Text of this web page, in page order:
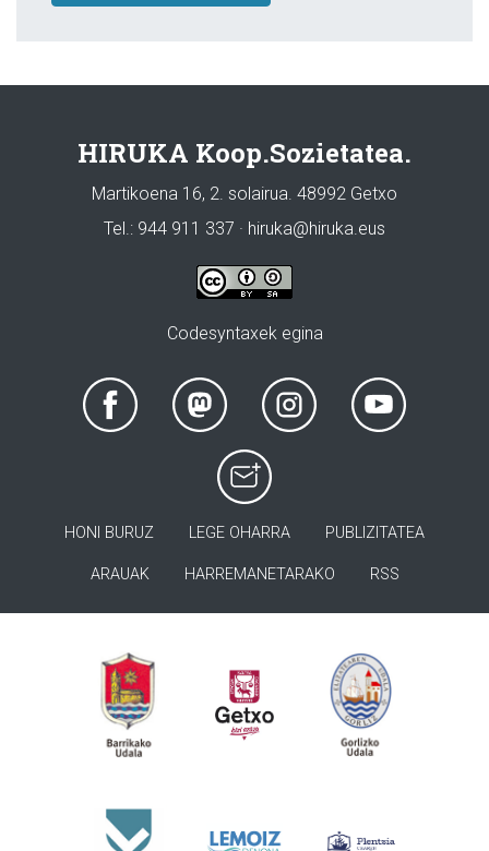
HIRUKA Koop.Sozietatea.
Martikoena 16, 2. solairua. 48992 Getxo
Tel.: 944 911 337 · hiruka@hiruka.eus
Codesyntaxek egina
HONI BURUZ LEGE OHARRA PUBLIZITATEA
ARAUAK HARREMANETARAKO RSS